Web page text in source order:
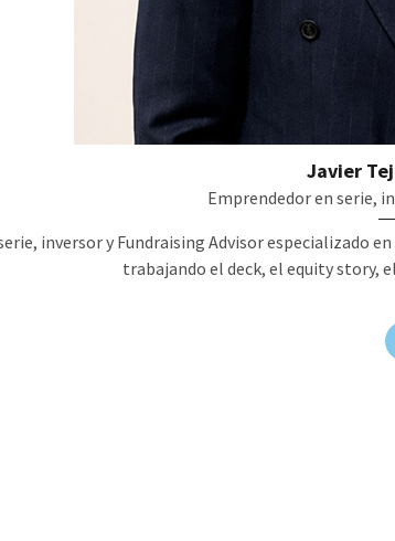
Javier
Emprendedor en serie,
inversor y Fundraising Advisor especializado
trabajando el deck, el equity story,